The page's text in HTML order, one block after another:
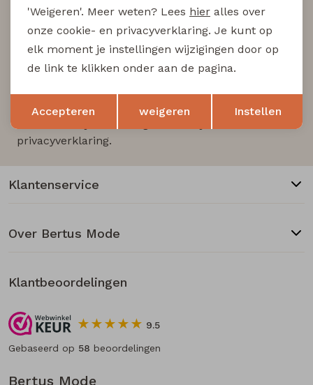
Schrijf je in voor onze nieuwsbrief en wees als eerst
op de hoogte van nieuwe acties!
privacyverklaring.
Bertus Mode
Klantenservice
Over Bertus Mode
Klantbeoordelingen
9.5
Gebaseerd op 58 beoordelingen
Terug Opslaan
'Weigeren'. Meer weten? Lees hier alles over
onze cookie- en privacyverklaring. Je kunt op
elk moment je instellingen wijzigingen door op
de link te klikken onder aan de pagina.
Accepteren weigeren Instellen